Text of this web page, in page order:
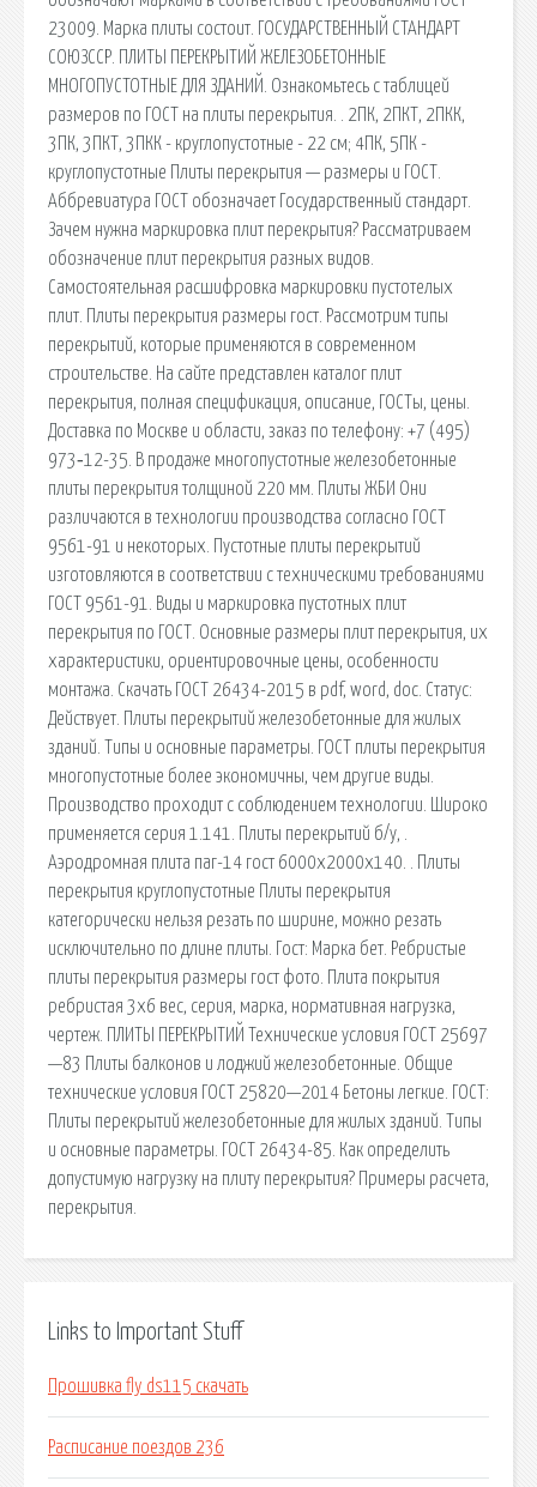
23009. Марка плиты состоит. ГОСУДАРСТВЕННЫЙ СТАНДАРТ
СОЮЗССР. ПЛИТЫ ПЕРЕКРЫТИЙ ЖЕЛЕЗОБЕТОННЫЕ
МНОГОПУСТОТНЫЕ ДЛЯ ЗДАНИЙ. Ознакомьтесь с таблицей
размеров по ГОСТ на плиты перекрытия. . 2ПК, 2ПКТ, 2ПКК,
3ПК, 3ПКТ, 3ПКК - круглопустотные - 22 см; 4ПК, 5ПК -
круглопустотные Плиты перекрытия — размеры и ГОСТ.
Аббревиатура ГОСТ обозначает Государственный стандарт.
Зачем нужна маркировка плит перекрытия? Рассматриваем
обозначение плит перекрытия разных видов.
Самостоятельная расшифровка маркировки пустотелых
плит. Плиты перекрытия размеры гост. Рассмотрим типы
перекрытий, которые применяются в современном
строительстве. На сайте представлен каталог плит
перекрытия, полная спецификация, описание, ГОСТы, цены.
Доставка по Москве и области, заказ по телефону: +7 (495)
973‑12-35. В продаже многопустотные железобетонные
плиты перекрытия толщиной 220 мм. Плиты ЖБИ Они
различаются в технологии производства согласно ГОСТ
9561-91 и некоторых. Пустотные плиты перекрытий
изготовляются в соответствии с техническими требованиями
ГОСТ 9561-91. Виды и маркировка пустотных плит
перекрытия по ГОСТ. Основные размеры плит перекрытия, их
характеристики, ориентировочные цены, особенности
монтажа. Скачать ГОСТ 26434-2015 в pdf, word, doc. Статус:
Действует. Плиты перекрытий железобетонные для жилых
зданий. Типы и основные параметры. ГОСТ плиты перекрытия
многопустотные более экономичны, чем другие виды.
Производство проходит с соблюдением технологии. Широко
применяется серия 1.141. Плиты перекрытий б/у, .
Аэродромная плита паг-14 гост 6000х2000х140. . Плиты
перекрытия круглопустотные Плиты перекрытия
категорически нельзя резать по ширине, можно резать
исключительно по длине плиты. Гост: Марка бет. Ребристые
плиты перекрытия размеры гост фото. Плита покрытия
ребристая 3х6 вес, серия, марка, нормативная нагрузка,
чертеж. ПЛИТЫ ПЕРЕКРЫТИЙ Технические условия ГОСТ 25697
—83 Плиты балконов и лоджий железобетонные. Общие
технические условия ГОСТ 25820—2014 Бетоны легкие. ГОСТ:
Плиты перекрытий железобетонные для жилых зданий. Типы
и основные параметры. ГОСТ 26434-85. Как определить
допустимую нагрузку на плиту перекрытия? Примеры расчета,
перекрытия.
Links to Important Stuff
Прошивка fly ds115 скачать
Расписание поездов 236